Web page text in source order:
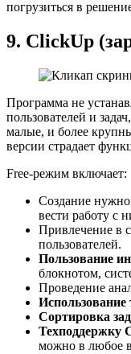
погрузиться в
9. ClickUp
Программа не
пользователей и
малые, и более
версии страдает
Free-режим включает:
Создание
вести работу с
Привлечение в
пользователей.
Пользование
блокнотом,
Проведение
Использование
Сортировка
Техподдержку
можно в любое